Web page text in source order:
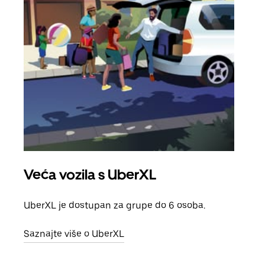
Veća vozila s UberXL
UberXL je dostupan za grupe do 6 osoba.
Saznajte više o UberXL